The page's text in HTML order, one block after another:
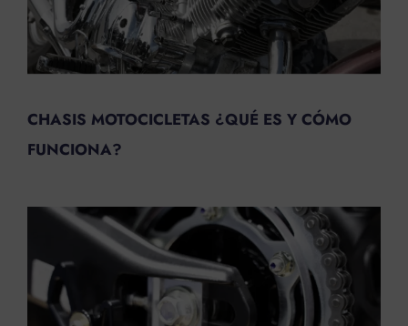
CHASIS MOTOCICLETAS ¿QUÉ ES Y CÓMO
FUNCIONA?